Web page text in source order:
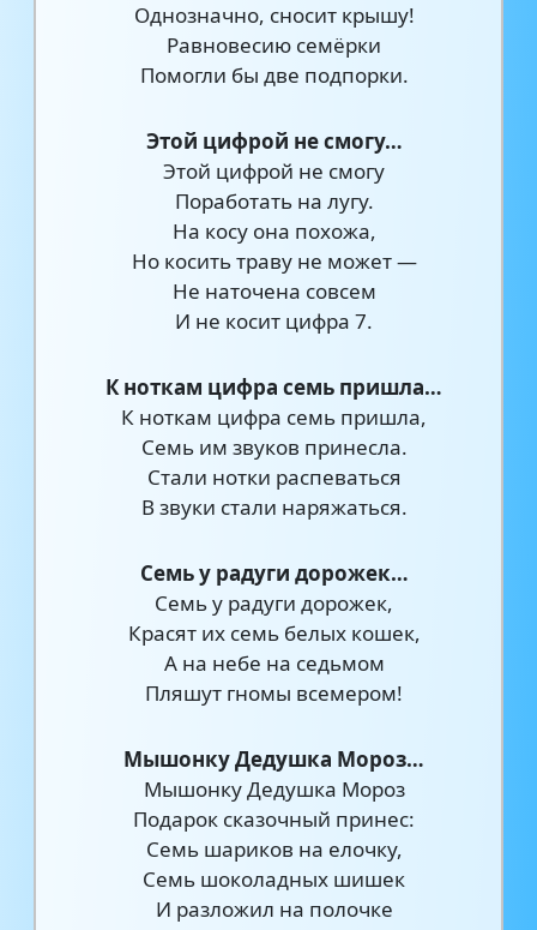
Однозначно, сносит крышу!
Равновесию семёрки
Помогли бы две подпорки.
Этой цифрой не смогу…
Этой цифрой не смогу
Поработать на лугу.
На косу она похожа,
Но косить траву не может —
Не наточена совсем
И не косит цифра 7.
К ноткам цифра семь пришла…
К ноткам цифра семь пришла,
Семь им звуков принесла.
Стали нотки распеваться
В звуки стали наряжаться.
Семь у радуги дорожек…
Семь у радуги дорожек,
Красят их семь белых кошек,
А на небе на седьмом
Пляшут гномы всемером!
Мышонку Дедушка Мороз…
Мышонку Дедушка Мороз
Подарок сказочный принес:
Семь шариков на елочку,
Семь шоколадных шишек
И разложил на полочке